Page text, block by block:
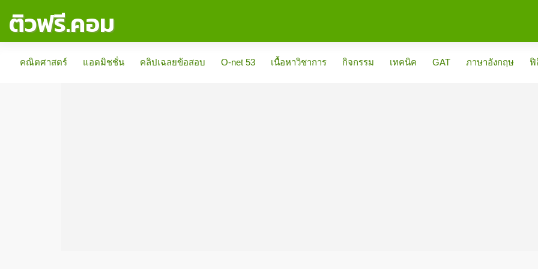
ติวฟรี.คอม
คณิตศาสตร์
แอดมิชชั่น คลิปเฉลยข้อสอบ O-net 53 เนื้อหาวิชาการ กิจกรรม เทคนิค GAT ภาษาอังกฤษ ฟิ